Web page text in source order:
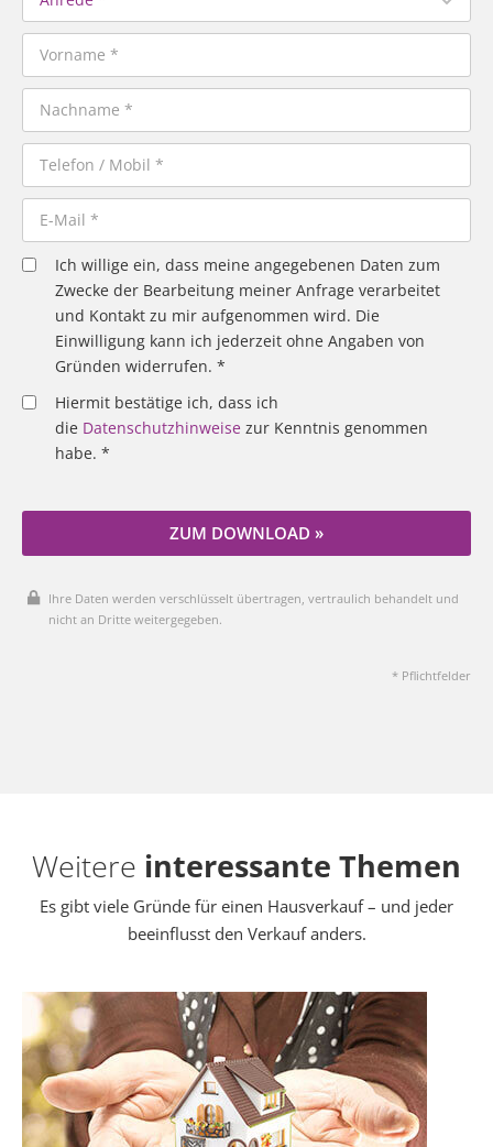
Ich willige ein, dass meine angegebenen Daten zum
Zwecke der Bearbeitung meiner Anfrage verarbeitet
und Kontakt zu mir aufgenommen wird. Die
Einwilligung kann ich jederzeit ohne Angaben von
Gründen widerrufen. *
Hiermit bestätige ich, dass ich
die Datenschutzhinweise zur Kenntnis genommen
habe. *
ZUM DOWNLOAD »
Ihre Daten werden verschlüsselt übertragen, vertraulich behandelt und
nicht an Dritte weitergegeben.
* Pflichtfelder
Weitere interessante Themen
Es gibt viele Gründe für einen Hausverkauf – und jeder
beeinflusst den Verkauf anders.